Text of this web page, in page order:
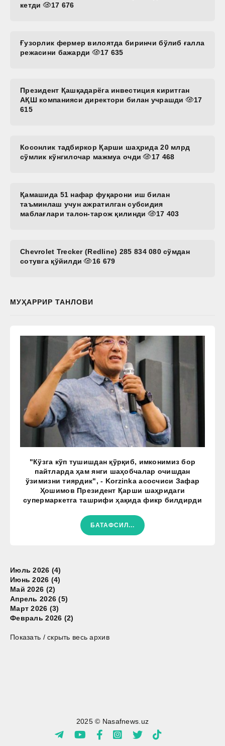
кетди
17 676
Ғузорлик фермер вилоятда биринчи бўлиб ғалла
режасини бажарди
17 635
Президент Қашқадарёга инвестиция киритган
АҚШ компанияси директори билан учрашди
17
615
Косонлик тадбиркор Қарши шаҳрида 20 млрд
сўмлик кўнгилочар мажмуа очди
17 468
Қамашида 51 нафар фуқарони иш билан
таъминлаш учун ажратилган субсидия
маблағлари талон-тарож қилинди
17 403
Chevrolet Trecker (Redline) 285 834 080 сўмдан
сотувга қўйилди
16 679
МУҲАРРИР ТАНЛОВИ
"Кўзга кўп тушишдан қўрқиб, имконимиз бор
пайтларда ҳам янги шаҳобчалар очишдан
ўзимизни тиярдик", - Korzinka асосчиси Зафар
Ҳошимов Президент Қарши шаҳридаги
супермаркетга ташрифи ҳақида фикр билдирди
БАТАФСИЛ...
Июль 2026 (4)
Июнь 2026 (4)
Май 2026 (2)
Апрель 2026 (5)
Март 2026 (3)
Февраль 2026 (2)
Показать / скрыть весь архив
2025 © Nasafnews.uz